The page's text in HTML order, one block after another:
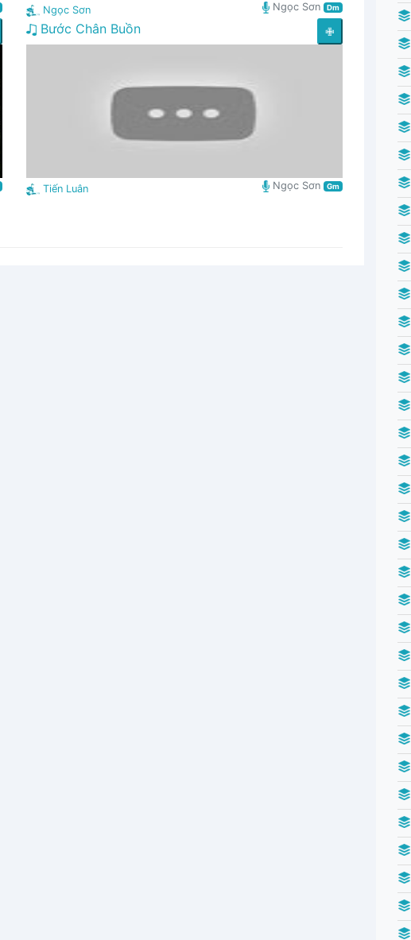
Ngọc Sơn Ngọc Sơn Dm
✙
Bước Chân Buồn
Tiến Luân Ngọc Sơn Gm